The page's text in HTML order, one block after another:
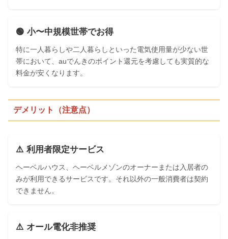
🟢 小〜中規模世帯でお得
特に一人暮らしや二人暮らしといった電気使用量が少ない世
帯において、auでんきのポイント還元を考慮しても実質的な
料金が安くなります。
デメリット（注意点）
⚠️ 利用者限定サービス
ヘーベルハウス、ヘーベルメゾンのオーナーまたは入居者の
みが利用できるサービスです。それ以外の一般消費者は契約
できません。
⚠️ オール電化非推奨